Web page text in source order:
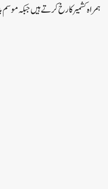
ہمراہ کشمیر کا رخ کرتے ہیں جبکہ